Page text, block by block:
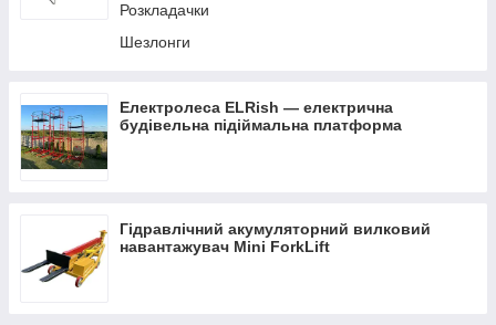
Розкладачки
Шезлонги
Електролеса ELRish — електрична
будівельна підіймальна платформа
Гідравлічний акумуляторний вилковий
навантажувач Mini ForkLift